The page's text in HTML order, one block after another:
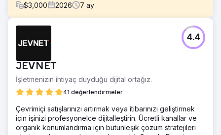
$3,000 2026 7 ay
Butik turizm şirketi, müşteri edinimi için %100 oranında
ücretli reklamlara ve çevrimdışı ortaklıklara güveniyordu.
Web sitelerinin SEO görünürlüğü sıfırdı, organik arama
trafiği yok denecek kadar azdı ve Instagram içerikleri
hiçbir talep oluşturmuyordu. Artan Google Ads ve Meta
Ads maliyetleri kar marjlarını aşındırıyordu, rezervasyon
süreçlerinde dönüşüm oranı optimizasyonu eksikti ve
markanın sürdürülebilir bir talep yaratma motoru yoktu.
Uzun vadeli SEO ve sosyal medya stratejileri
geliştirebilecek bir dijital pazarlama ajansına ihtiyaçları
vardı.
JEVNET
İşletmenizin ihtiyaç duyduğu dijital ortağız.
41 değerlendirmeler
4.4
Çevrimiçi satışlarınızı artırmak veya itibarınızı geliştirmek
için işinizi profesyonelce dijitalleştirin. Ücretli kanallar ve
organik konumlandırma için bütünleşik çözüm stratejileri